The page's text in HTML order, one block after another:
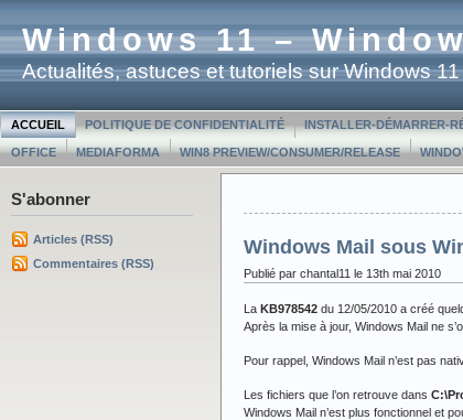
Windows 11 –
Actualités, astuces et tutoriels sur Windows
ACCUEIL POLITIQUE DE CONFIDENTIALITÉ INSTALLER-DÉMARRER-
OFFICE MEDIAFORMA WIN8 PREVIEW/CONSUMER/RELEASE
S'abonner
Articles (RSS)
Commentaires (RSS)
Windows Mail sous
Publié par chantal11 le 13th mai 2010
La KB978542 du 12/05/2010 a créé
Après la mise à jour, Windows Mail ne
Pour rappel, Windows Mail n’est pas
Les fichiers que l’on retrouve dans
Windows Mail n’est plus fonctionnel et